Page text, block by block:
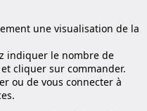
une visualisation de la
indiquer le nombre de
cliquer sur commander.
ou de vous connecter à